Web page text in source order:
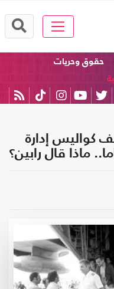
حقوق وحريات
كواليس إدارة